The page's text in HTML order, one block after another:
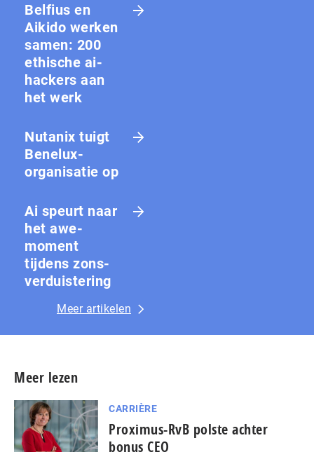
Belfius en
Aikido werken
samen: 200
ethische ai-
hackers aan
het werk
Nutanix tuigt
Benelux-
organisatie op
Ai speurt naar
het awe-
moment
tijdens zons­
ver­duis­te­ring
Meer artikelen
Meer lezen
CARRIÈRE
Proximus-RvB polste achter
bonus CEO